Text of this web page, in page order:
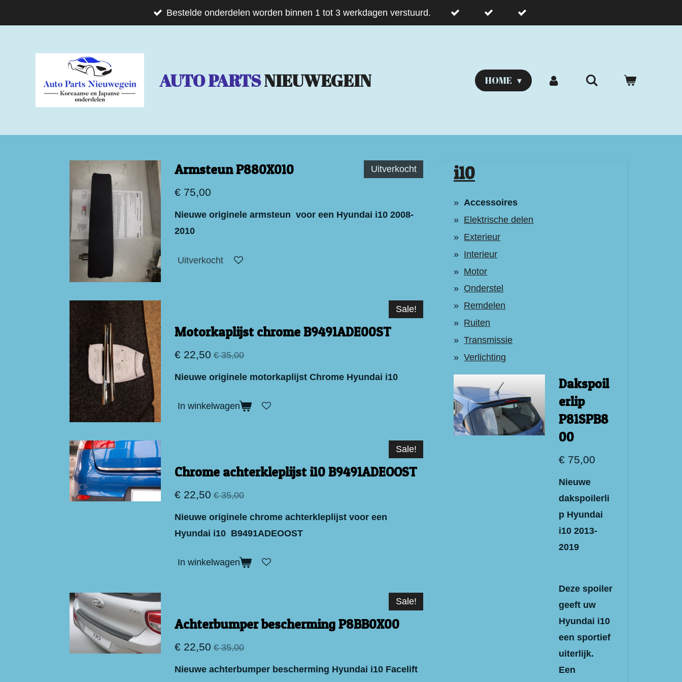
Bestelde onderdelen worden binnen 1 tot 3 werkdagen verstuurd.
AUTO PARTSNIEUWEGEIN HOME
Uitverkocht
Armsteun P880X010
€ 75,00
Nieuwe originele armsteun voor een Hyundai i10 2008-
2010
Uitverkocht
Sale!
Motorkaplijst chrome B9491ADE00ST
€ 22,50 € 35,00
Nieuwe originele motorkaplijst Chrome Hyundai i10
In winkelwagen
Sale!
Chrome achterkleplijst i10 B9491ADEOOST
€ 22,50 € 35,00
Nieuwe originele chrome achterkleplijst voor een
Hyundai i10 B9491ADEOOST
In winkelwagen
Sale!
Achterbumper bescherming P8BB0X00
€ 22,50 € 35,00
Nieuwe achterbumper bescherming Hyundai i10 Facelift
i10
Accessoires
Elektrische delen
Exterieur
Interieur
Motor
Onderstel
Remdelen
Ruiten
Transmissie
Verlichting
Dakspoil
erlip
P81SPB8
00
€ 75,00
Nieuwe
dakspoilerli
p Hyundai
i10 2013-
2019
Deze spoiler
geeft uw
Hyundai i10
een sportief
uiterlijk.
Een